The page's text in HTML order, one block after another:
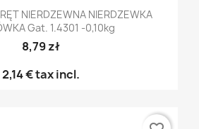
NIERDZEWNA NIERDZEWKA
Gat. 1.4301 -0,10kg
8,79 zł
2,14 €tax incl.